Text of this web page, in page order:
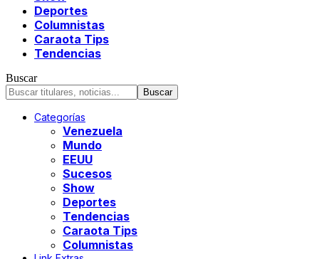
Deportes
Columnistas
Caraota Tips
Tendencias
Buscar
Categorías
Venezuela
Mundo
EEUU
Sucesos
Show
Deportes
Tendencias
Caraota Tips
Columnistas